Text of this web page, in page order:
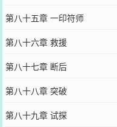
第八十五章 一印符师
第八十六章 救援
第八十七章 断后
第八十八章 突破
第八十九章 试探